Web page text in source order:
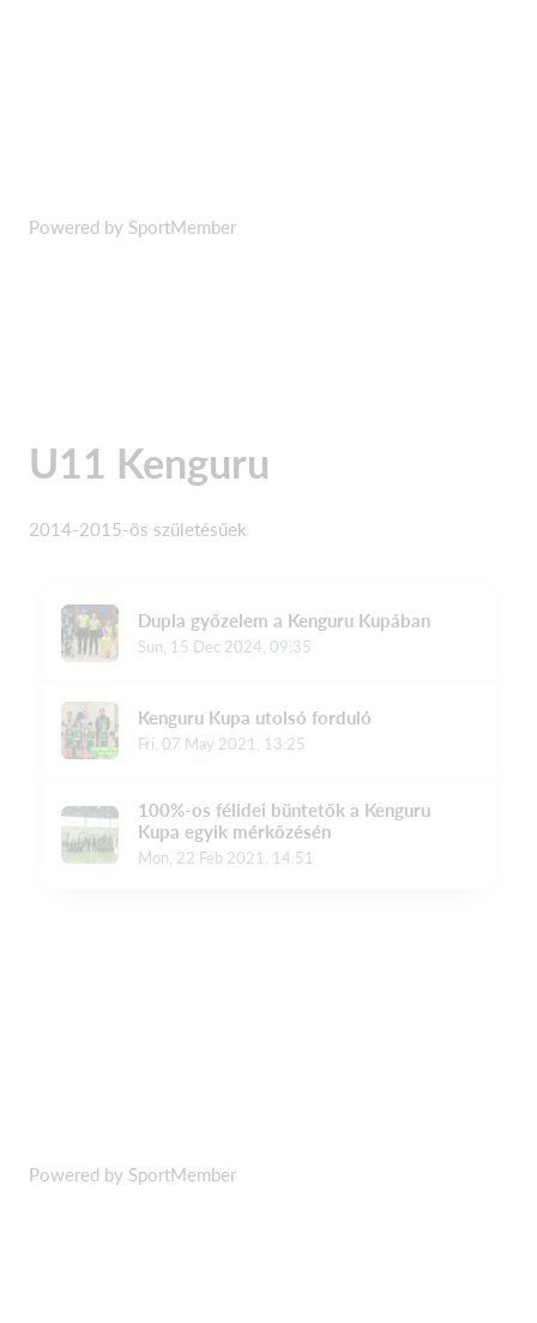
Powered by SportMember
U11 Kenguru
2014-2015-ös születésűek
Powered by SportMember